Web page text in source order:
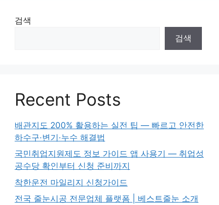
검색
검색
Recent Posts
배관지도 200% 활용하는 실전 팁 — 빠르고 안전한
하수구·변기·누수 해결법
국민취업지원제도 정보 가이드 앱 사용기 — 취업성
공수당 확인부터 신청 준비까지
착한운전 마일리지 신청가이드
전국 줄눈시공 전문업체 플랫폼 | 베스트줄눈 소개